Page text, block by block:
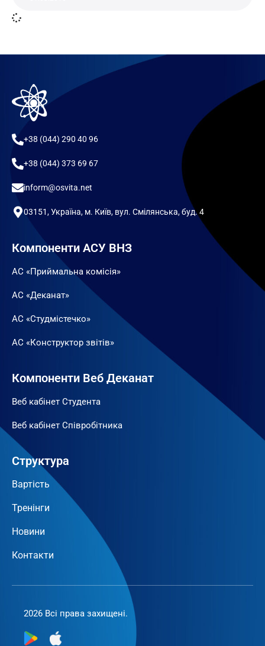
+38 (044) 290 40 96
+38 (044) 373 69 67
inform@osvita.net
03151, Україна, м. Київ, вул. Смілянська, буд. 4
Компоненти АСУ ВНЗ
АС «Приймальна комісія»
АС «Деканат»
АС «Студмістечко»
АС «Конструктор звітів»
Компоненти Веб Деканат
Веб кабінет Студента
Веб кабінет Співробітника
Структура
Вартість
Тренінги
Новини
Контакти
2026 Всі права захищені.